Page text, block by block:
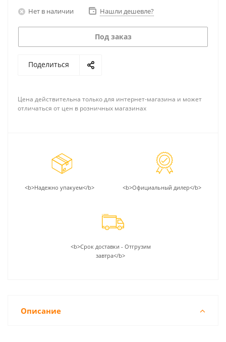
Нет в наличии Нашли дешевле?
Под заказ
Поделиться
Цена действительна только для интернет-магазина и может
отличаться от цен в розничных магазинах
<b>Надежно упакуем</b> <b>Официальный дилер</b>
<b>Срок доставки - Отгрузим
завтра</b>
Описание